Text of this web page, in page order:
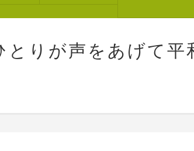
とりが声をあげて